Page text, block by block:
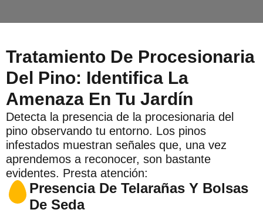
Tratamiento De Procesionaria
Del Pino: Identifica La
Amenaza En Tu Jardín
Detecta la presencia de la procesionaria del
pino observando tu entorno. Los pinos
infestados muestran señales que, una vez
aprendemos a reconocer, son bastante
evidentes. Presta atención:
Presencia De Telarañas Y Bolsas
De Seda